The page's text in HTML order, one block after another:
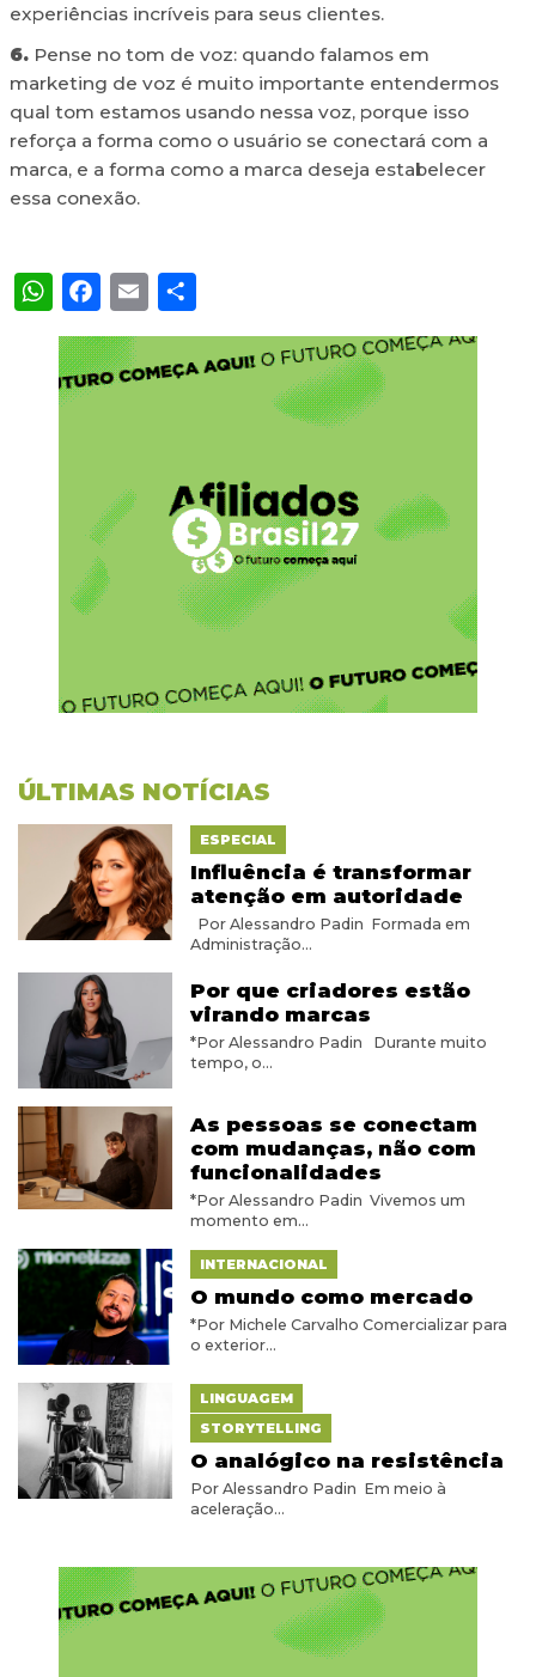
experiências incríveis para seus clientes.
6.Pense no tom de voz: quando falamos em
marketing de voz é muito importante entendermos
qual tom estamos usando nessa voz, porque isso
reforça a forma como o usuário se conectará com a
marca, e a forma como a marca deseja estabelecer
essa conexão.
WhatsApp
Facebook
EmailShare
ÚLTIMAS NOTÍCIAS
ESPECIAL
Influência é transformar
atenção em autoridade
Por Alessandro Padin Formada em
Administração...
Por que criadores estão
virando marcas
*Por Alessandro Padin Durante muito
tempo, o...
As pessoas se conectam
com mudanças, não com
funcionalidades
*Por Alessandro Padin Vivemos um
momento em...
INTERNACIONAL
O mundo como mercado
*Por Michele Carvalho Comercializar para
o exterior...
LINGUAGEM
STORYTELLING
O analógico na resistência
Por Alessandro Padin Em meio à
aceleração...